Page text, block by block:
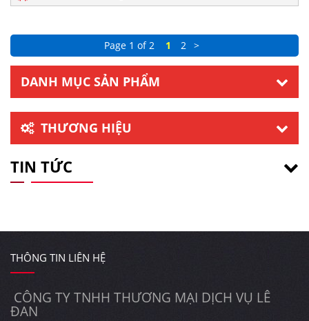
Page 1 of 2 1 2 >
DANH MỤC SẢN PHẨM
THƯƠNG HIỆU
TIN TỨC
THÔNG TIN LIÊN HỆ
CÔNG TY TNHH THƯƠNG MẠI DỊCH VỤ LÊ
ĐAN